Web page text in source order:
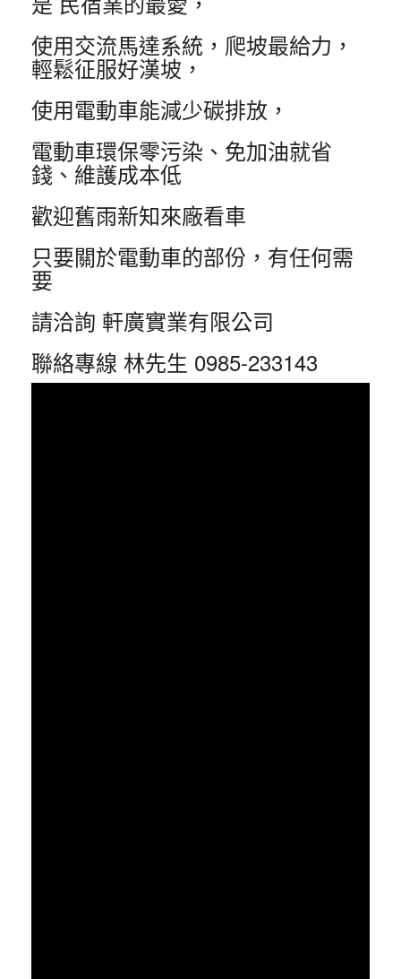
使用交流馬達系統，爬坡最給力，
輕鬆征服好漢坡，
使用電動車能減少碳排放，
電動車環保零污染、免加油就省
錢、維護成本低
歡迎舊雨新知來廠看車
只要關於電動車的部份，有任何需
要
請洽詢 軒廣實業有限公司
聯絡專線 林先生 0985-233143